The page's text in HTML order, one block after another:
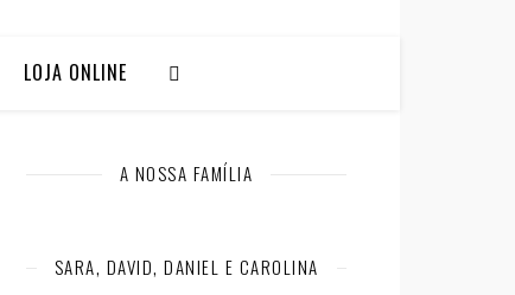
LOJA ONLINE
A NOSSA FAMÍLIA
SARA, DAVID, DANIEL E CAROLINA